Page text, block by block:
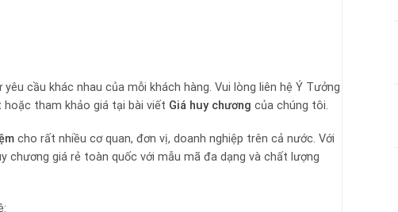
cầu khác nhau của mỗi khách hàng. Vui lòng liên hệ Ý Tưởng
hoặc tham khảo giá tại bài viết Giá huy chương của chúng tôi.
cho rất nhiều cơ quan, đơn vị, doanh nghiệp trên cả nước. Với
chương giá rẻ toàn quốc với mẫu mã đa dạng và chất lượng